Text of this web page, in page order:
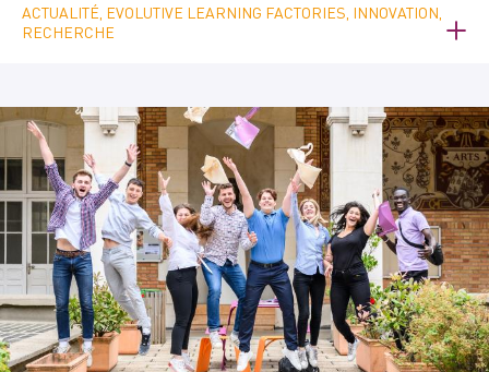
ACTUALITÉ, EVOLUTIVE LEARNING FACTORIES, INNOVATION,
RECHERCHE